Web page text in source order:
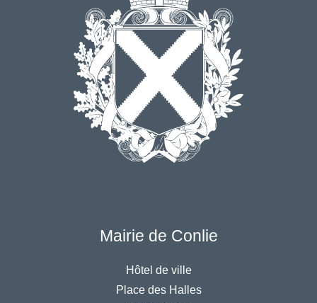
Mairie de Conlie
Hôtel de ville
Place des Halles